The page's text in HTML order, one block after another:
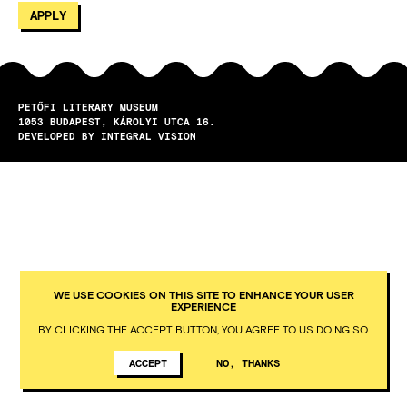
PETŐFI LITERARY MUSEUM
1053
BUDAPEST
KÁROLYI UTCA 16.
DEVELOPED BY INTEGRAL VISION
WE USE COOKIES ON THIS SITE TO ENHANCE YOUR USER
EXPERIENCE
BY CLICKING THE ACCEPT BUTTON, YOU AGREE TO US DOING SO.
ACCEPT NO, THANKS